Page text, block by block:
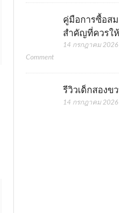
คู่มือการซื้อส
สำคัญที่ควรใ
14 กรกฎาคม 2026
Comment
รีวิวเด็กสองข
14 กรกฎาคม 2026